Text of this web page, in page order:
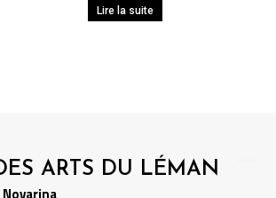
Lire la suite
ARTS DU LÉMAN